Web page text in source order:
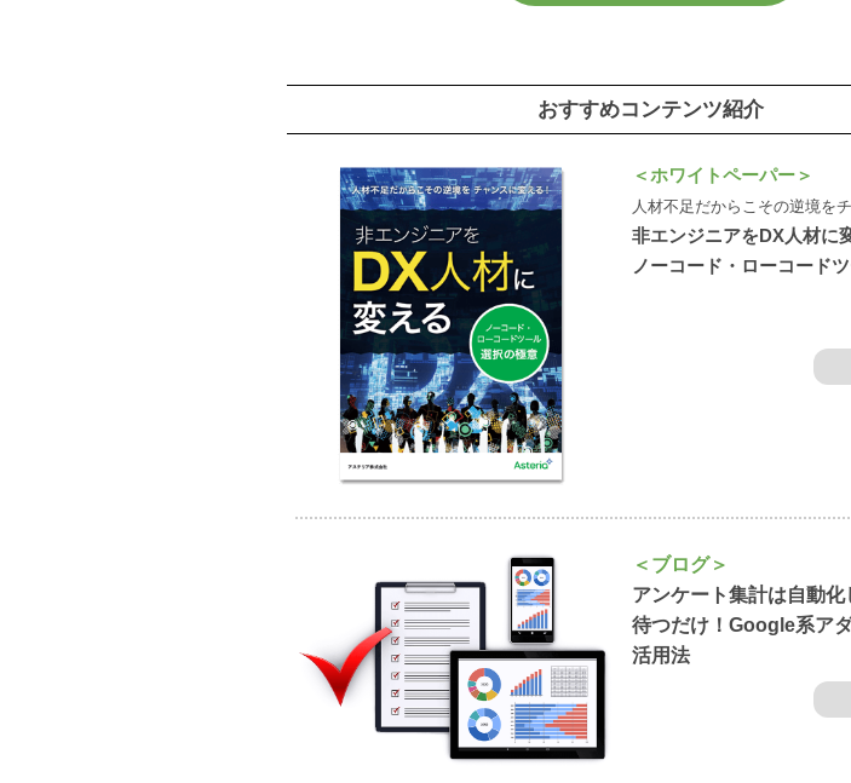
おすすめコンテンツ紹介
＜ホワイトペーパー＞
人材不足だからこその逆境を
非エンジニアをDX人材に
ノーコード・ローコード
＜ブログ＞
アンケート集計は自動化
待つだけ！Google系ア
活用法